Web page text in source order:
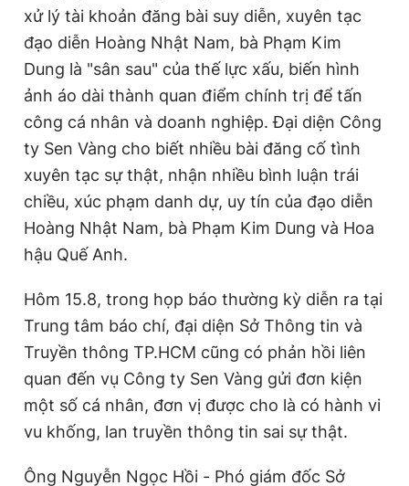
xử lý tài khoản đăng bài suy diễn, xuyên tạc
đạo diễn Hoàng Nhật Nam, bà Phạm Kim
Dung là "sân sau" của thế lực xấu, biến hình
ảnh áo dài thành quan điểm chính trị để tấn
công cá nhân và doanh nghiệp. Đại diện Công
ty Sen Vàng cho biết nhiều bài đăng cố tình
xuyên tạc sự thật, nhận nhiều bình luận trái
chiều, xúc phạm danh dự, uy tín của đạo diễn
Hoàng Nhật Nam, bà Phạm Kim Dung và Hoa
hậu Quế Anh.
Hôm 15.8, trong họp báo thường kỳ diễn ra tại
Trung tâm báo chí, đại diện Sở Thông tin và
Truyền thông TP.HCM cũng có phản hồi liên
quan đến vụ Công ty Sen Vàng gửi đơn kiện
một số cá nhân, đơn vị được cho là có hành vi
vu khống, lan truyền thông tin sai sự thật.
Ông Nguyễn Ngọc Hồi - Phó giám đốc Sở